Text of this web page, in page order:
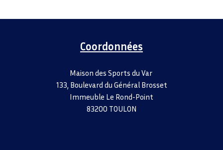
Coordonnées
Maison des Sports du Var
133, Boulevard du Général Brosset
Immeuble Le Rond-Point
83200 TOULON